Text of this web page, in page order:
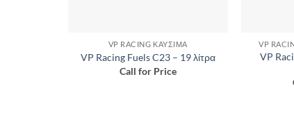
VP RACING ΚΑΎΣΙΜΑ
VP Racing Fuels C23 – 19 λίτρα
Call for Price
VP
VP